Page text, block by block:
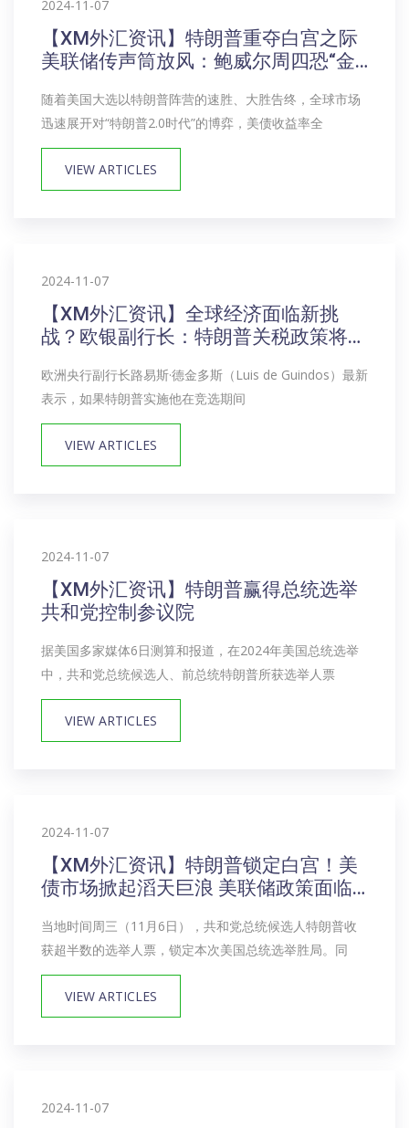
2024-11-07
【XM外汇资讯】特朗普重夺白宫之际
美联储传声筒放风：鲍威尔周四恐“金
随着美国大选以特朗普阵营的速胜、大胜告终，全球市场
迅速展开对“特朗普2.0时代”的博弈，美债收益率全
VIEW ARTICLES
2024-11-07
【XM外汇资讯】全球经济面临新挑
战？欧银副行长：特朗普关税政策将带
欧洲央行副行长路易斯·德金多斯（Luis de Guindos）最新
表示，如果特朗普实施他在竞选期间
VIEW ARTICLES
2024-11-07
【XM外汇资讯】特朗普赢得总统选举
共和党控制参议院
据美国多家媒体6日测算和报道，在2024年美国总统选举
中，共和党总统候选人、前总统特朗普所获选举人票
VIEW ARTICLES
2024-11-07
【XM外汇资讯】特朗普锁定白宫！美
债市场掀起滔天巨浪 美联储政策面临
当地时间周三（11月6日），共和党总统候选人特朗普收
获超半数的选举人票，锁定本次美国总统选举胜局。同
VIEW ARTICLES
2024-11-07